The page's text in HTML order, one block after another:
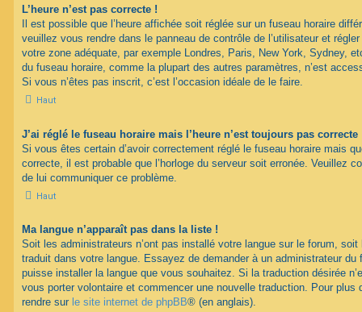
L’heure n’est pas correcte !
Il est possible que l’heure affichée soit réglée sur un fuseau horaire
veuillez vous rendre dans le panneau de contrôle de l’utilisateur et
votre zone adéquate, par exemple Londres, Paris, New York, Sydney,
du fuseau horaire, comme la plupart des autres paramètres, n’est
Si vous n’êtes pas inscrit, c’est l’occasion idéale de le faire.
Haut
J’ai réglé le fuseau horaire mais l’heure n’est toujours pas correcte
Si vous êtes certain d’avoir correctement réglé le fuseau horaire mais
correcte, il est probable que l’horloge du serveur soit erronée. Veuillez
de lui communiquer ce problème.
Haut
Ma langue n’apparaît pas dans la liste !
Soit les administrateurs n’ont pas installé votre langue sur le forum, soit
traduit dans votre langue. Essayez de demander à un administrateur du
puisse installer la langue que vous souhaitez. Si la traduction désirée
vous porter volontaire et commencer une nouvelle traduction. Pour plus
rendre sur le site internet de phpBB® (en anglais).